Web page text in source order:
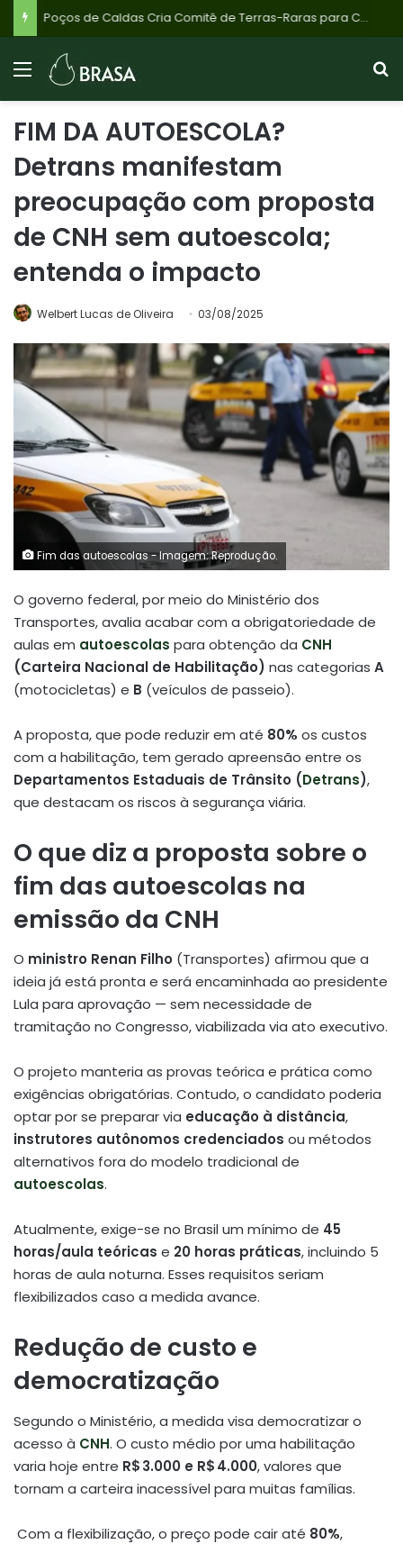
Poços de Caldas Cria Comitê de Terras-Raras para Combater Pânico e Desinformação: Transparência é Chave no Desenvolvimento do Setor
FIM DA AUTOESCOLA?
Detrans manifestam
preocupação com proposta
de CNH sem autoescola;
entenda o impacto
Welbert Lucas de Oliveira 03/08/2025
Fim das autoescolas - Imagem: Reprodução.
O governo federal, por meio do Ministério dos
Transportes, avalia acabar com a obrigatoriedade de
aulas em autoescolas para obtenção da CNH
(Carteira Nacional de Habilitação) nas categorias A
(motocicletas) e B (veículos de passeio).
A proposta, que pode reduzir em até 80% os custos
com a habilitação, tem gerado apreensão entre os
Departamentos Estaduais de Trânsito (Detrans),
que destacam os riscos à segurança viária.
O que diz a proposta sobre o
fim das autoescolas na
emissão da CNH
O ministro Renan Filho (Transportes) afirmou que a
ideia já está pronta e será encaminhada ao presidente
Lula para aprovação — sem necessidade de
tramitação no Congresso, viabilizada via ato executivo.
O projeto manteria as provas teórica e prática como
exigências obrigatórias. Contudo, o candidato poderia
optar por se preparar via educação à distância,
instrutores autônomos credenciados ou métodos
alternativos fora do modelo tradicional de
autoescolas.
Atualmente, exige-se no Brasil um mínimo de 45
horas/aula teóricas e 20 horas práticas, incluindo 5
horas de aula noturna. Esses requisitos seriam
flexibilizados caso a medida avance.
Redução de custo e
democratização
Segundo o Ministério, a medida visa democratizar o
acesso à CNH. O custo médio por uma habilitação
varia hoje entre R$ 3.000 e R$ 4.000, valores que
tornam a carteira inacessível para muitas famílias.
Com a flexibilização, o preço pode cair até 80%,